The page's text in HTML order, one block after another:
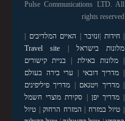
Pulse Communications LTD. All
rights reserved
|חידות זנזיבר האיים המלדיבים
מלונות בישראל
Travel site
|מלונות באילת
בניית קישורים
מדריך דובאי
ערי בירה בעולם
|מדריך ויטנאם
מדריך פיליפינים
|מדריך יפן
סקירת מוצרי חשמל
טיול במזרח המזרח הרחוק| טיול